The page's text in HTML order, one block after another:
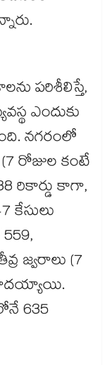
పరిశీలిస్తే,
ఎందుకు
నగరంలో
రోజుల కంటే
రికార్డు కాగా,
కేసులు
జ్వరాలు (7
635